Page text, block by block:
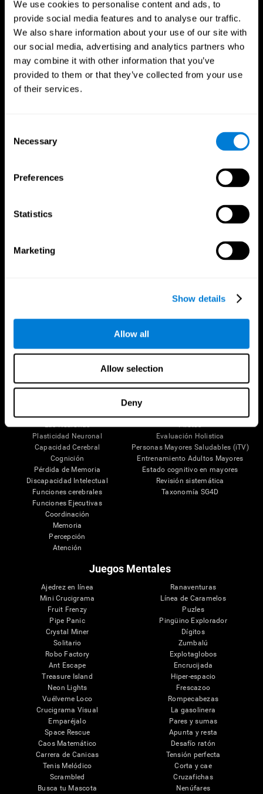
We use cookies to personalise content and ads, to
provide social media features and to analyse our traffic.
We also share information about your use of our site with
our social media, advertising and analytics partners who
may combine it with other information that you’ve
provided to them or that they’ve collected from your use
of their services.
Selection
Necessary
Preferences
Statistics
Marketing
Show details
Allow all
Allow selection
Deny
Síguenos en
El Cerebro Humano
Las Neuronas
Plasticidad Neuronal
Capacidad Cerebral
Cognición
Pérdida de Memoria
Discapacidad Intelectual
Funciones cerebrales
Funciones Ejecutivas
Coordinación
Memoria
Percepción
Atención
Investigación
Validación de las Terapias Digitales
Pilotos
Evaluación Holistica
Personas Mayores Saludables (iTV)
Entrenamiento Adultos Mayores
Estado cognitivo en mayores
Revisión sistemática
Taxonomía SG4D
Juegos Mentales
Ajedrez en línea
Mini Crucigrama
Fruit Frenzy
Pipe Panic
Crystal Miner
Solitario
Robo Factory
Ant Escape
Treasure Island
Neon Lights
Vuélveme Loco
Crucigrama Visual
Emparéjalo
Space Rescue
Caos Matemático
Carrera de Canicas
Tenis Melódico
Scrambled
Busca tu Mascota
Ranaventuras
Línea de Caramelos
Puzles
Pingüino Explorador
Dígitos
Zumbalú
Explotaglobos
Encrucijada
Hiper-espacio
Frescazoo
Rompecabezas
La gasolinera
Pares y sumas
Apunta y resta
Desafío ratón
Tensión perfecta
Corta y cae
Cruzafichas
Nenúfares